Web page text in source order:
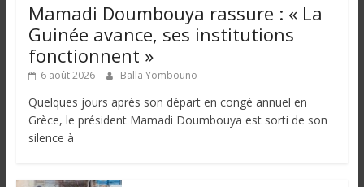
Mamadi Doumbouya rassure : « La
Guinée avance, ses institutions
fonctionnent »
6 août 2026 Balla Yombouno
Quelques jours après son départ en congé annuel en
Grèce, le président Mamadi Doumbouya est sorti de son
silence à